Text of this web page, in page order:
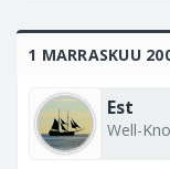
1 MARRASKUU
Est
Well-